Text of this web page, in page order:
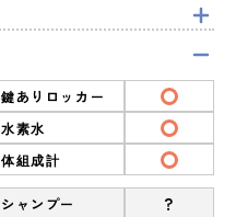
鍵ありロッカー
水素水
体組成計
シャンプー ?